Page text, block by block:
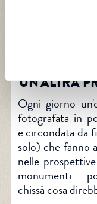
VEDERE LE
UN'ALTRA
Ogni giorno
fotografata in
e circondata da
solo) che fanno
nelle
monumenti
chissà cosa